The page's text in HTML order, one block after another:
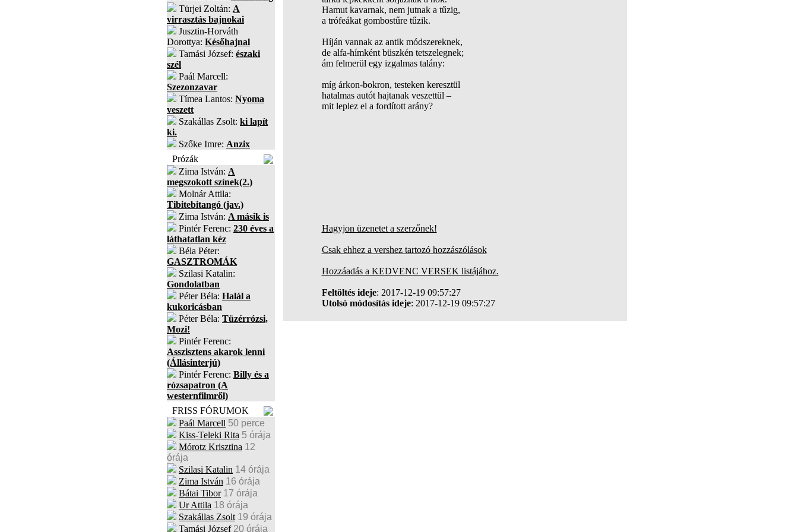
Türjei Zoltán: A
virrasztás bajnokai
Jusztin-Horváth
Dorottya: Későhajnal
Tamási József: északi
szél
Paál Marcell:
Szezonzavar
Tímea Lantos: Nyoma
veszett
Szakállas Zsolt: ki lapít
ki.
Szőke Imre: Anzix
Prózák
Zima István: A
megszokott színek(2.)
Molnár Attila:
Tibitebitangó (jav.)
Zima István: A másik is
Pintér Ferenc: 230 éves a
láthatatlan kéz
Béla Péter:
GASZTROMÁK
Szilasi Katalin:
Gondolatban
Péter Béla: Halál a
kukoricásban
Péter Béla: Tüzérrózsi,
Mozi!
Pintér Ferenc:
Asszisztens akarok lenni
(Állásinterjú)
Pintér Ferenc: Billy és a
rózsapatron (A
westernfilmről)
FRISS FÓRUMOK
Paál Marcell 50 perce
Kiss-Teleki Rita 5 órája
Mórotz Krisztina 12
órája
Szilasi Katalin 14 órája
Zima István 16 órája
Bátai Tibor 17 órája
Ur Attila 18 órája
Szakállas Zsolt 19 órája
Tamási József 20 órája
Hamut kavarnak, nem jutnak a tűzig,
a trófeákat gombostűre tűzik.
Híján vannak az antik módszereknek,
de alfa-hímként büszkén tetszelegnek;
ám felmerül egy izgalmas talány:
míg árkon-bokron, testeken keresztül
hatalmas autót hajtanak veszettül –
mit leplez el a fordított arány?
Hagyjon üzenetet a szerzőnek!
Csak ehhez a vershez tartozó hozzászólások
Hozzáadás a KEDVENC VERSEK listájához.
Feltöltés ideje: 2017-12-19 09:57:27
Utolsó módosítás ideje: 2017-12-19 09:57:27